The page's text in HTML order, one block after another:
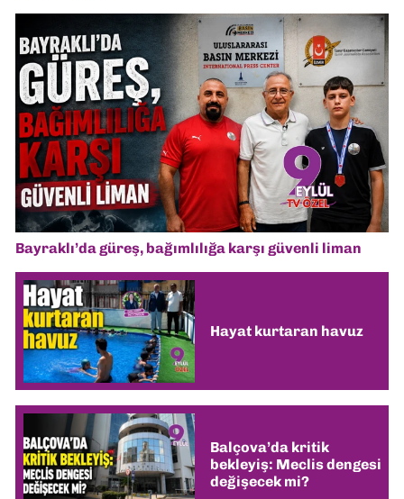
Bayraklı’da güreş, bağımlılığa karşı güvenli liman
Hayat kurtaran havuz
Balçova’da kritik
bekleyiş: Meclis dengesi
değişecek mi?